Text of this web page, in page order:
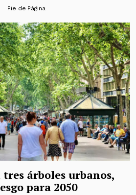
Pie de Página
tres árboles urbanos,
para 2050